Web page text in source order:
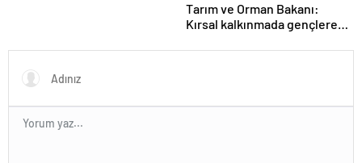
Tarım ve Orman Bakanı:
Kırsal kalkınmada gençlere
yapıyoruz